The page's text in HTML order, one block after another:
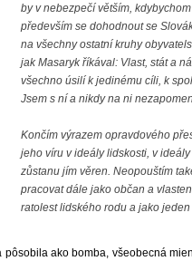
by v nebezpečí větším,
především se dohodnout se
na všechny ostatní kruhy
jak Masaryk říkával: Vlast, stát a
všechno úsilí k jedinému cíli, k
Jsem s ní a nikdy na ni
Končím výrazem opravdového
jeho víru v ideály lidskosti, v
zůstanu jím věren. Neopouštím
pracovat dále jako občan a
ratolest lidského rodu a jako
pôsobila ako bomba, všeobecná